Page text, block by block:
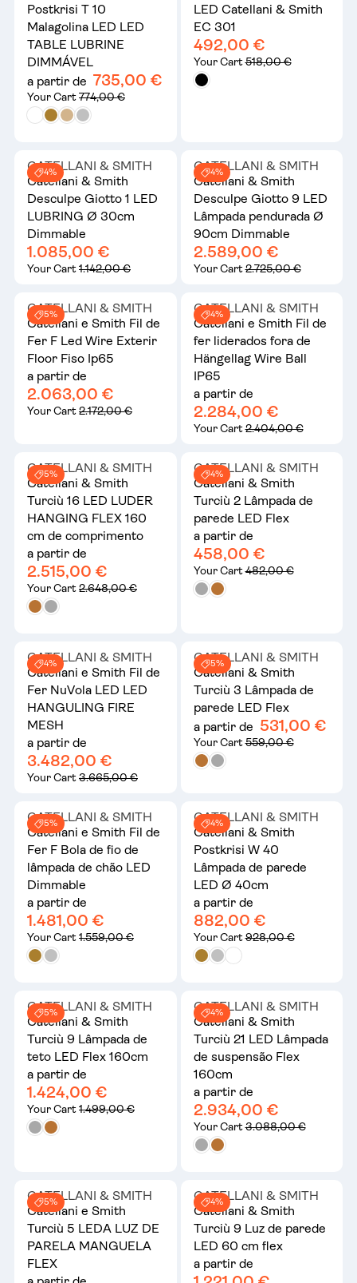
Postkrisi T 10
Malagolina LED LED
TABLE LUBRINE
DIMMÁVEL
a partir de 735,00 €
Your Cart774,00 €
LED Catellani & Smith
EC 301
492,00 €
Your Cart518,00 €
4%
CATELLANI & SMITH
Catellani & Smith
Desculpe Giotto 1 LED
LUBRING Ø 30cm
Dimmable
1.085,00 €
Your Cart1.142,00 €
4%
CATELLANI & SMITH
Catellani & Smith
Desculpe Giotto 9 LED
Lâmpada pendurada Ø
90cm Dimmable
2.589,00 €
Your Cart2.725,00 €
5%
CATELLANI & SMITH
Catellani e Smith Fil de
Fer F Led Wire Exterir
Floor Fiso Ip65
a partir de
2.063,00 €
Your Cart2.172,00 €
4%
CATELLANI & SMITH
Catellani e Smith Fil de
fer liderados fora de
Hängellag Wire Ball
IP65
a partir de
2.284,00 €
Your Cart2.404,00 €
5%
CATELLANI & SMITH
Catellani & Smith
Turciù 16 LED LUDER
HANGING FLEX 160
cm de comprimento
a partir de
2.515,00 €
Your Cart2.648,00 €
4%
CATELLANI & SMITH
Catellani & Smith
Turciù 2 Lâmpada de
parede LED Flex
a partir de
458,00 €
Your Cart482,00 €
4%
CATELLANI & SMITH
Catellani e Smith Fil de
Fer NuVola LED LED
HANGULING FIRE
MESH
a partir de
3.482,00 €
Your Cart3.665,00 €
5%
CATELLANI & SMITH
Catellani & Smith
Turciù 3 Lâmpada de
parede LED Flex
a partir de 531,00 €
Your Cart559,00 €
5%
CATELLANI & SMITH
Catellani e Smith Fil de
Fer F Bola de fio de
lâmpada de chão LED
Dimmable
a partir de
1.481,00 €
Your Cart1.559,00 €
4%
CATELLANI & SMITH
Catellani & Smith
Postkrisi W 40
Lâmpada de parede
LED Ø 40cm
a partir de
882,00 €
Your Cart928,00 €
5%
CATELLANI & SMITH
Catellani & Smith
Turciù 9 Lâmpada de
teto LED Flex 160cm
a partir de
1.424,00 €
Your Cart1.499,00 €
4%
CATELLANI & SMITH
Catellani & Smith
Turciù 21 LED Lâmpada
de suspensão Flex
160cm
a partir de
2.934,00 €
Your Cart3.088,00 €
5%
CATELLANI & SMITH
Catellani e Smith
Turciù 5 LEDA LUZ DE
PARELA MANGUELA
FLEX
4%
CATELLANI & SMITH
Catellani & Smith
Turciù 9 Luz de parede
LED 60 cm flex
a partir de